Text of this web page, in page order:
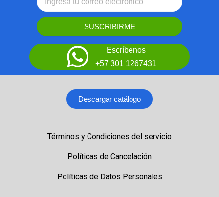
SUSCRIBIRME
Escríbenos
+57 301 1267431
Descargar catálogo
Términos y Condiciones del servicio
Políticas de Cancelación
Políticas de Datos Personales